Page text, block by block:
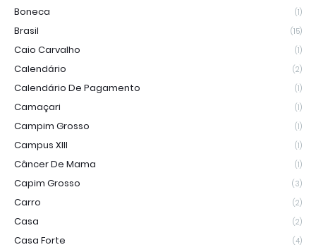
Boneca (1)
Brasil (15)
Caio Carvalho (1)
Calendário (2)
Calendário De Pagamento (1)
Camaçari (1)
Campim Grosso (1)
Campus XIII (1)
Câncer De Mama (1)
Capim Grosso (3)
Carro (2)
Casa (2)
Casa Forte (4)